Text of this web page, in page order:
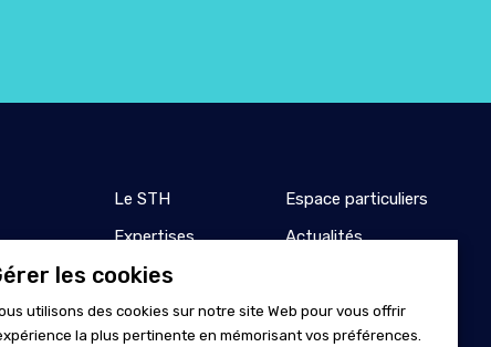
Le STH
Expertises
Écosystème
Métiers
Espace particuliers
Actualités
Contacts
les cookies
utilisons des cookies sur notre site Web pour vous offrir
la plus pertinente en mémorisant vos préférences.